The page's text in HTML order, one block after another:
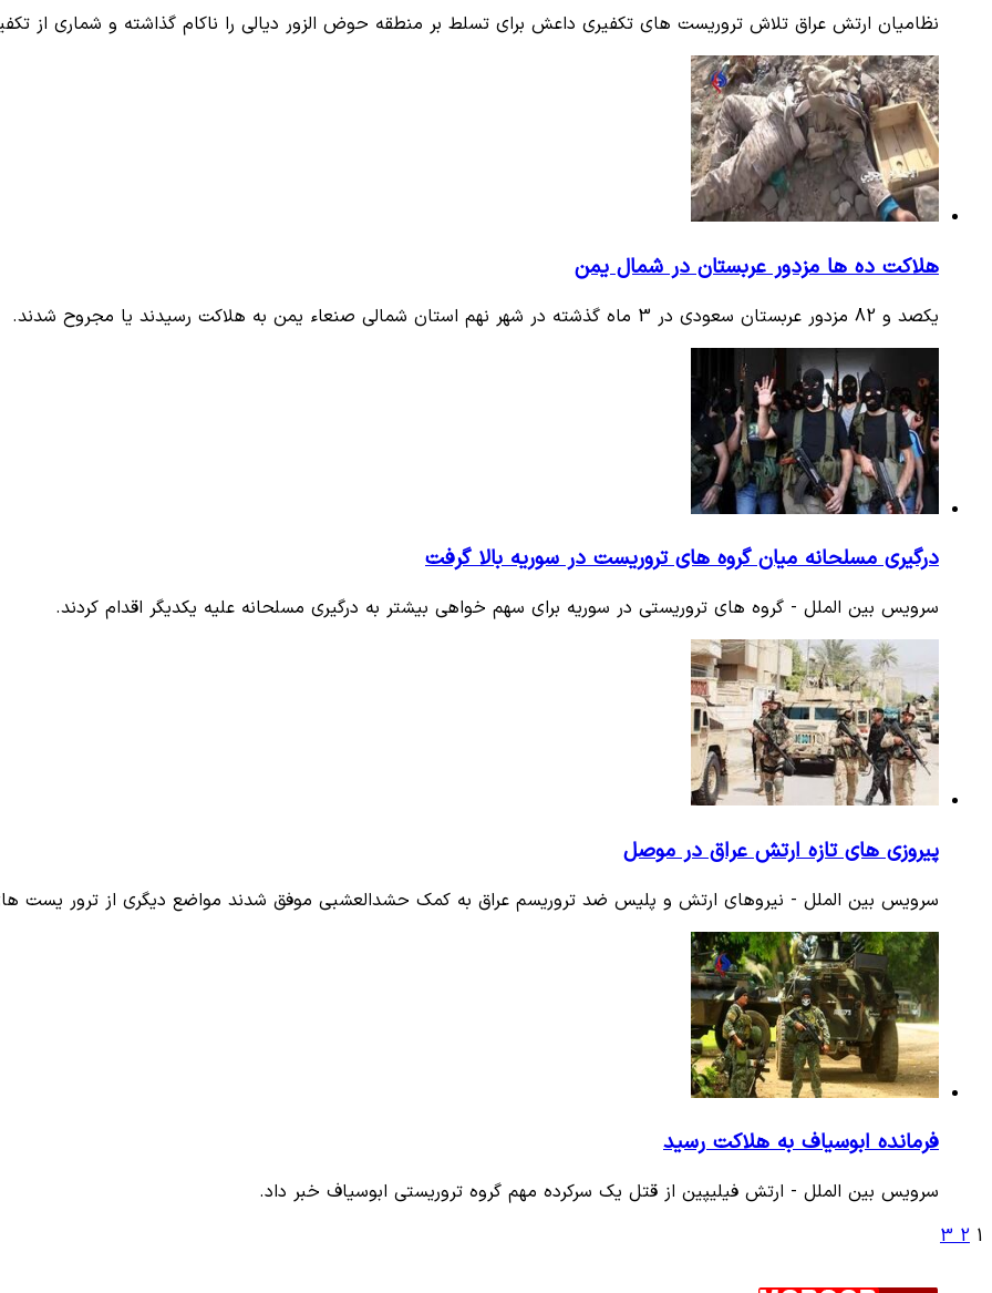
نظامیان ارتش عراق تلاش تروریست های تکفیری داعش برای تسلط بر منطقه حوض الزور دیالی را ناکام گذاشته و شماری از
هلاکت ده ها مزدور عربستان در شمال یمن
یکصد و 82 مزدور عربستان سعودی در 3 ماه گذشته در شهر نهم استان شمالی صنعاء یمن به هلاکت رسیدند یا مجروح شدند.
درگیری مسلحانه میان گروه های تروریست در سوریه بالا گرفت
سرویس بین الملل - گروه های تروریستی در سوریه برای سهم خواهی بیشتر به درگیری مسلحانه علیه یکدیگر اقدام کردند.
پیروزی های تازه ارتش عراق در موصل
سرویس بین الملل - نیروهای ارتش و پلیس ضد تروریسم عراق به کمک حشدالعشبی موفق شدند مواضع دیگری از ترور یست
فرمانده ابوسیاف به هلاکت رسید
سرویس بین الملل - ارتش فیلیپین از قتل یک سرکرده مهم گروه تروریستی ابوسیاف خبر داد.
1
2
3